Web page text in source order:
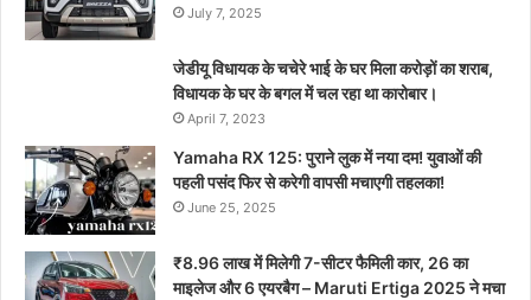
July 7, 2025
जेडीयू विधायक के चचेरे भाई के घर मिला करोड़ों का शराब,
विधायक के घर के बगल में चल रहा था कारोबार।
April 7, 2023
Yamaha RX 125: पुराने लुक में नया दम! युवाओं की
पहली पसंद फिर से करेगी वापसी मचाएगी तहलका!
June 25, 2025
₹8.96 लाख में मिलेगी 7-सीटर फैमिली कार, 26 का
माइलेज और 6 एयरबैग – Maruti Ertiga 2025 ने मचा